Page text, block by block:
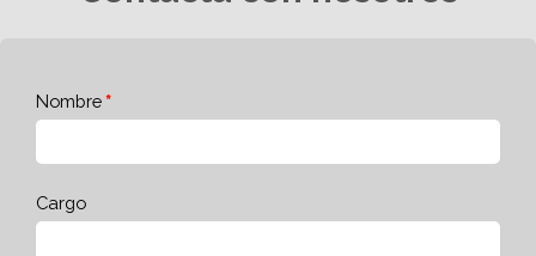
Nombre
Cargo